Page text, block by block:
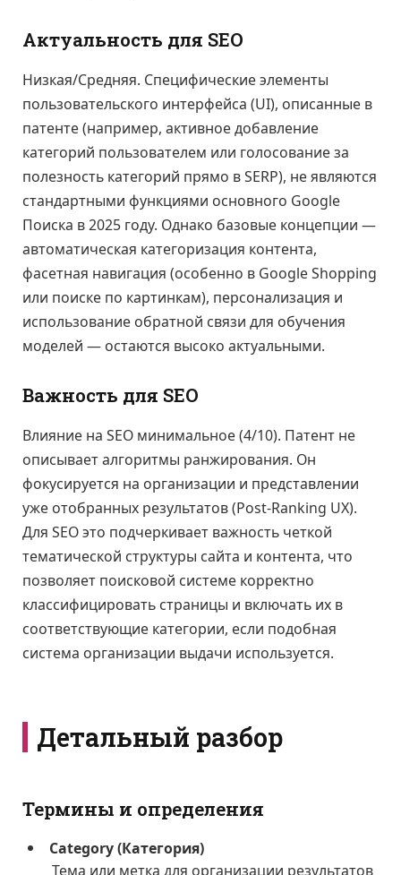
Актуальность для SEO
Низкая/Средняя. Специфические элементы
пользовательского интерфейса (UI), описанные в
патенте (например, активное добавление
категорий пользователем или голосование за
полезность категорий прямо в SERP), не являются
стандартными функциями основного Google
Поиска в 2025 году. Однако базовые концепции —
автоматическая категоризация контента,
фасетная навигация (особенно в Google Shopping
или поиске по картинкам), персонализация и
использование обратной связи для обучения
моделей — остаются высоко актуальными.
Важность для SEO
Влияние на SEO минимальное (4/10). Патент не
описывает алгоритмы ранжирования. Он
фокусируется на организации и представлении
уже отобранных результатов (Post-Ranking UX).
Для SEO это подчеркивает важность четкой
тематической структуры сайта и контента, что
позволяет поисковой системе корректно
классифицировать страницы и включать их в
соответствующие категории, если подобная
система организации выдачи используется.
Детальный разбор
Термины и определения
Category (Категория)
Тема или метка для организации результатов